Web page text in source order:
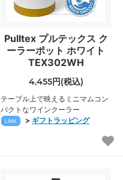
Pulltex プルテックス ク
ーラーポット ホワイト
TEX302WH
4,455円(税込)
テーブル上で映えるミニマムコン
パクトなワインクーラー
LINK > ギフトラッピング